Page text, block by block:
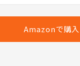
Amazonで購入